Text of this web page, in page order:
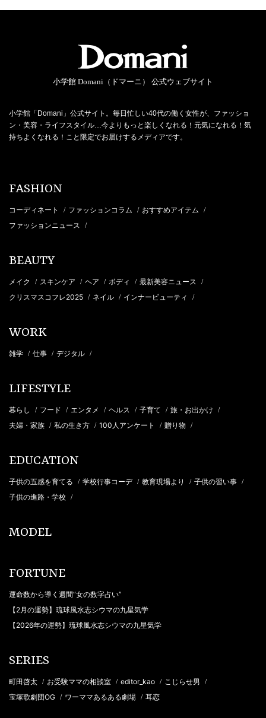
小学館 Domani（ドマーニ） 公式ウェブサイト
小学館「Domani」公式サイト。毎日忙しい40代の働く女性が、ファッショ
ン・美容・ライフスタイル…今よりもっと楽しくなれる！元気になれる！気
持ちよくなれる！こと限定でお届けするメディアです。
FASHION
コーディネート / ファッションコラム / おすすめアイテム /
ファッションニュース /
BEAUTY
メイク / スキンケア / ヘア / ボディ / 最新美容ニュース /
クリスマスコフレ2025 / ネイル / インナービューティ /
WORK
雑学 / 仕事 / デジタル /
LIFESTYLE
暮らし / フード / エンタメ / ヘルス / 子育て / 旅・お出かけ /
夫婦・家族 / 私の生き方 / 100人アンケート / 贈り物 /
EDUCATION
子供の五感を育てる / 学校行事コーデ / 教育現場より / 子供の習い事 /
子供の進路・学校 /
MODEL
FORTUNE
運命数から導く週間“女の数字占い”
【2月の運勢】琉球風水志シウマの九星気学
【2026年の運勢】琉球風水志シウマの九星気学
SERIES
町田啓太 / お受験ママの相談室 / editor_kao / こじらせ男 /
宝塚歌劇団OG / ワーママあるある劇場 / 耳恋